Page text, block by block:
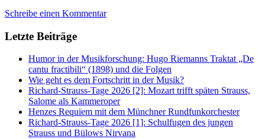
Schreibe einen Kommentar
Letzte Beiträge
Humor in der Musikforschung: Hugo Riemanns Traktat „De
cantu fractibili“ (1898) und die Folgen
Wie geht es dem Fortschritt in der Musik?
Richard-Strauss-Tage 2026 [2]: Mozart trifft späten Strauss,
Salome als Kammeroper
Henzes Requiem mit dem Münchner Rundfunkorchester
Richard-Strauss-Tage 2026 [1]: Schulfugen des jungen
Strauss und Bülows Nirvana